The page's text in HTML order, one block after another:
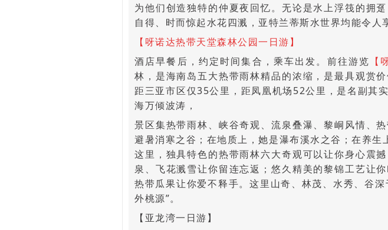
为他们创造独特的仲夏夜回忆。无论是水上浮筏的拥
自得、时而惊起水花四溅，亚特兰蒂斯水世界均能令人
【呀诺达热带天堂森林公园一日游】
酒店早餐后，约定时间集合，乘车出发。前往游览 【
林，是海南岛五大热带雨林精品的浓缩，是最具观赏
距三亚市区仅35公里，距凤凰机场52公里，是名副其
海万倾波涛，
景区集热带雨林、峡谷奇观、流泉叠瀑、黎峒风情、
避暑消寒之谷；在地质上，她是瀑布溪水之谷；在养
这里，独具特色的热带雨林六大奇观可以让你身心震
泉、飞花溅雪让你留连忘返；悠久精美的黎锦工艺让
热带瓜果让你爱不释手。这里山奇、林茂、水秀、谷
外桃源”。
【亚龙湾一日游】